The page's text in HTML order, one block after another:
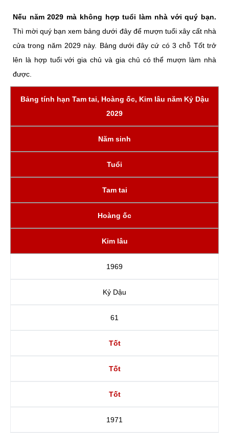
Nếu năm 2029 mà không hợp tuổi làm nhà với quý bạn.
Thì mời quý bạn xem bảng dưới đây để mượn tuổi xây cất nhà
cửa trong năm 2029 này. Bảng dưới đây cứ có 3 chỗ Tốt trở
lên là hợp tuổi với gia chủ và gia chủ có thể mượn làm nhà
được.
Bảng tính hạn Tam tai, Hoàng ốc, Kim lâu năm Kỷ Dậu
2029
Năm sinh
Tuổi
Tam tai
Hoàng ốc
Kim lâu
1969
Kỷ Dậu
61
Tốt
Tốt
Tốt
1971